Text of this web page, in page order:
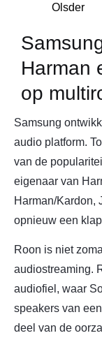
Olsder
Harman
op
Samsung
audio platform.
van de
eigenaar van
Harman/Kardon,
opnieuw een
Roon is niet
audiostreaming.
audiofiel, waar
speakers van
deel van de